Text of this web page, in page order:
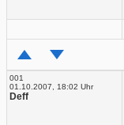
001
01.10.2007, 18:02 Uhr
Deff